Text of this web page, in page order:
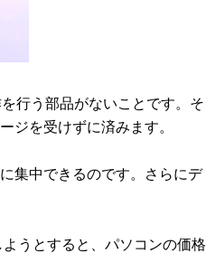
行う部品がないことです。そ
ジを受けずに済みます。
集中できるのです。さらにデ
うとすると、パソコンの価格